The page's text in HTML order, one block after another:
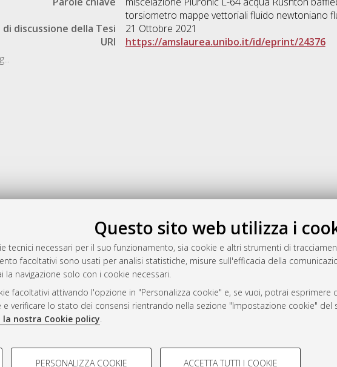
Questo sito web utilizza i
tecnici necessari per il suo funzionamento, sia cookie e altri strumenti di
facoltativi sono usati per analisi statistiche, misure sull'efficacia della
navigazione solo con i cookie necessari.
facoltativi attivando l'opzione in "Personalizza cookie" e, se vuoi, potrai
verificare lo stato dei consensi rientrando nella sezione "Impostazione cookie" del
la nostra Cookie policy.
COOKIE TECNICI -
PERSONALIZZA COOKIE ACCETTA TUTTI I COOKIE
torsiometro mappe vettoriali fluido newtoniano
di discussione della Tesi
21 Ottobre 2021
URI
https://amslaurea.unibo.it/id/eprint/24376
Gestione del documento:
AMS Laurea
Servizio implementato e gestito da
Impostazioni Cookie
Informativa sulla privacy
Condizioni d’uso del sito